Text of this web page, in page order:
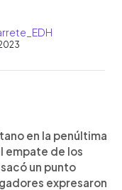
en la penúltima
empate de los
un punto
expresaron